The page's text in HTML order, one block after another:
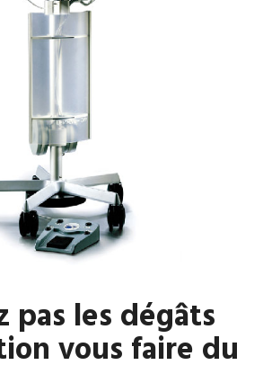
pas les dégâts
vous faire du